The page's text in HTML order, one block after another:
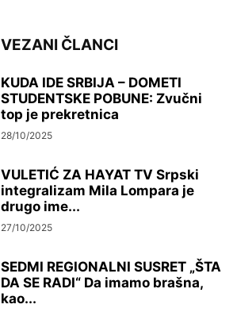
VEZANI ČLANCI
KUDA IDE SRBIJA – DOMETI
STUDENTSKE POBUNE: Zvučni
top je prekretnica
28/10/2025
VULETIĆ ZA HAYAT TV Srpski
integralizam Mila Lompara je
drugo ime...
27/10/2025
SEDMI REGIONALNI SUSRET „ŠTA
DA SE RADI“ Da imamo brašna,
kao...